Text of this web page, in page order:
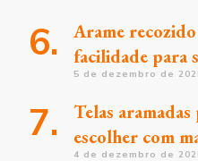
Arame
facilidade para
5 de dezembro de
Telas
escolher com
4 de dezembro de